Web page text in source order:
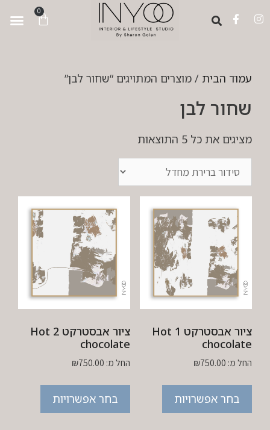
0
עמוד הבית / מוצרים המתויגים “שחור לבן”
שחור לבן
מציגים את כל ⁦5⁩ התוצאות
ציור אבסטרקט 1 Hot
chocolate
החל מ: ₪750.00
בחר אפשרויות
ציור אבסטרקט 2 Hot
chocolate
החל מ: ₪750.00
בחר אפשרויות